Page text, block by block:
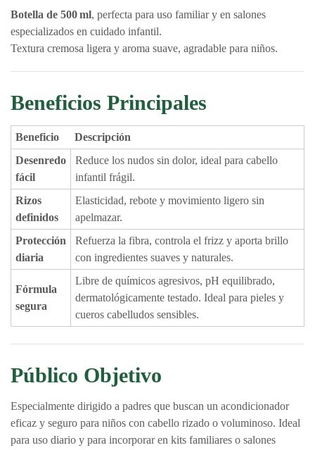
Botella de 500 ml, perfecta para uso familiar y en salones
especializados en cuidado infantil.
Textura cremosa ligera y aroma suave, agradable para niños.
Beneficios Principales
Beneficio
Descripción
Desenredo
fácil
Reduce los nudos sin dolor, ideal para cabello
infantil frágil.
Rizos
definidos
Elasticidad, rebote y movimiento ligero sin
apelmazar.
Protección
diaria
Refuerza la fibra, controla el frizz y aporta brillo
con ingredientes suaves y naturales.
Fórmula
segura
Libre de químicos agresivos, pH equilibrado,
dermatológicamente testado. Ideal para pieles y
cueros cabelludos sensibles.
Público Objetivo
Especialmente dirigido a padres que buscan un acondicionador
eficaz y seguro para niños con cabello rizado o voluminoso. Ideal
para uso diario y para incorporar en kits familiares o salones